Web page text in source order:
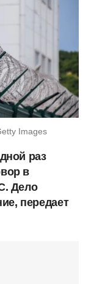
Images
раз
в
Дело
передает